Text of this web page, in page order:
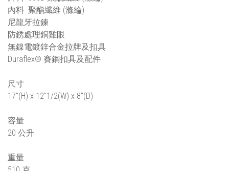
內料 聚酯纖維 (滌綸)
尼龍牙拉鍊
防銹處理銅雞眼
無鎳電鍍鋅合金拉牌及扣具
Duraflex® 賽鋼扣具及配件
尺寸
17"(H) x 12"1/2(W) x 8"(D)
容量
20 公升
重量